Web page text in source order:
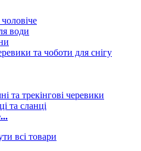
води
та чоботи для снігу
та трекінгові черевики
та сланці